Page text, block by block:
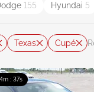
155 Hyundai 5
Texas Cupé
: 36s